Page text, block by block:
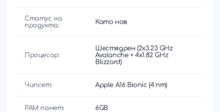
Статус на
продукта:
Като нов
Процесор:
Шестядрен (2x3.23 GHz
Avalanche + 4x1.82 GHz
Blizzard)
Чипсет: Apple A16 Bionic (4 nm)
РАМ памет: 6GB